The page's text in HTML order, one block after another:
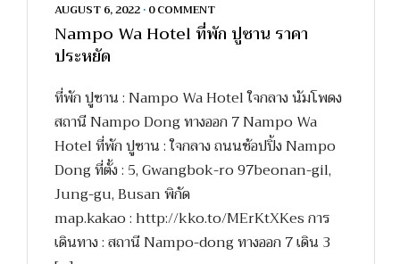
AUGUST 6, 2022 • 0 COMMENT
Nampo Wa Hotel ที่พัก ปูซาน ราคา
ประหยัด
ที่พัก ปูซาน : Nampo Wa Hotel ใจกลาง นัมโพดง
สถานี Nampo Dong ทางออก 7 Nampo Wa
Hotel ที่พัก ปูซาน : ใจกลาง ถนนช้อปปิ้ง Nampo
Dong ที่ตั้ง : 5, Gwangbok-ro 97beonan-gil,
Jung-gu, Busan พิกัด
map.kakao : http://kko.to/MErKtXKes การ
เดินทาง : สถานี Nampo-dong ทางออก 7 เดิน 3